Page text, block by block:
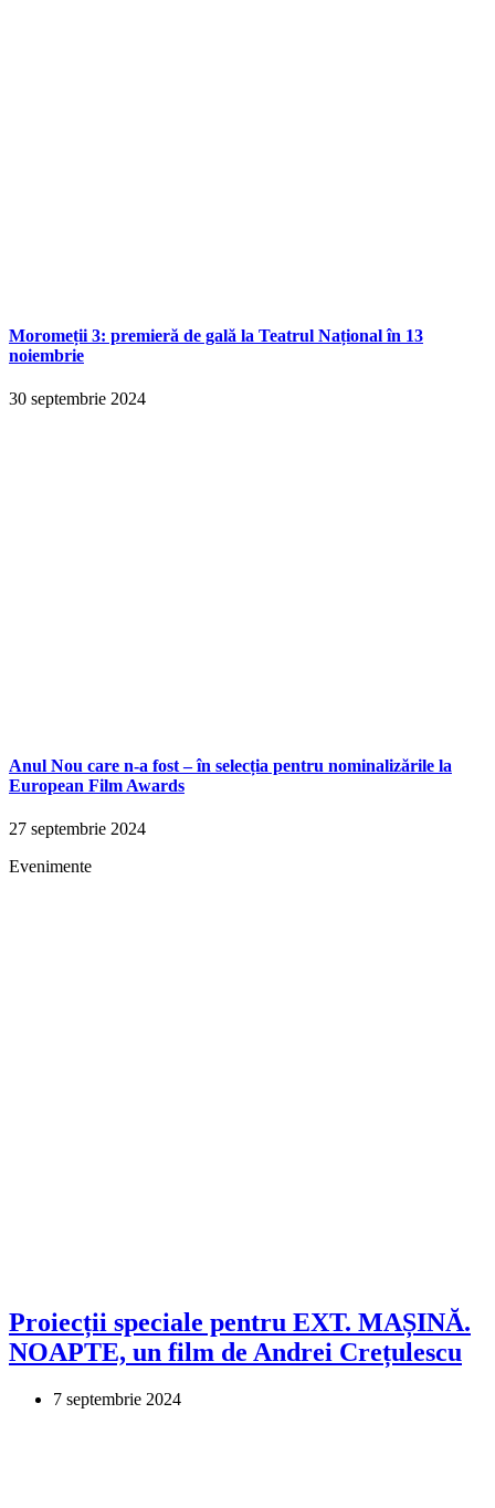
Moromeții 3: premieră de gală la Teatrul Național în 13
noiembrie
30 septembrie 2024
Anul Nou care n-a fost – în selecția pentru nominalizările la
European Film Awards
27 septembrie 2024
Evenimente
Proiecții speciale pentru EXT. MAȘINĂ.
NOAPTE, un film de Andrei Crețulescu
7 septembrie 2024